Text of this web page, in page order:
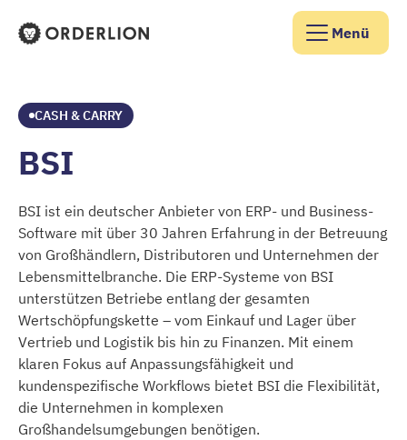
Menü
CASH & CARRY
BSI
BSI ist ein deutscher Anbieter von ERP- und Business-
Software mit über 30 Jahren Erfahrung in der Betreuung
von Großhändlern, Distributoren und Unternehmen der
Lebensmittelbranche. Die ERP-Systeme von BSI
unterstützen Betriebe entlang der gesamten
Wertschöpfungskette – vom Einkauf und Lager über
Vertrieb und Logistik bis hin zu Finanzen. Mit einem
klaren Fokus auf Anpassungsfähigkeit und
kundenspezifische Workflows bietet BSI die Flexibilität,
die Unternehmen in komplexen
Großhandelsumgebungen benötigen.